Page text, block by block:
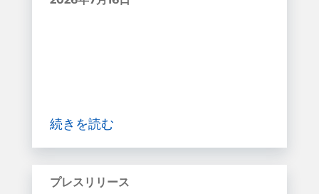
続きを読む
プレスリリース